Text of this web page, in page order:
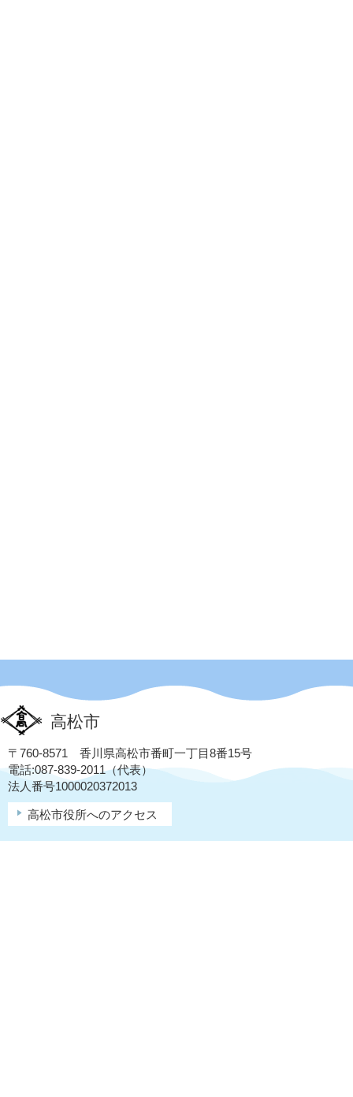
高松市
〒760-8571 香川県高松市番町一丁目8番15号
電話:087-839-2011（代表）
法人番号1000020372013
高松市役所へのアクセス